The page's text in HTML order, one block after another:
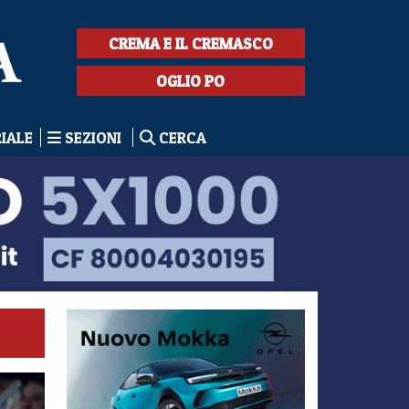
CREMA E IL CREMASCO
OGLIO PO
SEZIONI CERCA